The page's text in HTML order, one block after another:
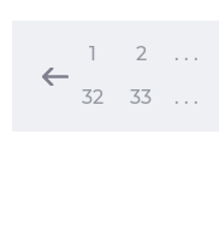
1 2 . . .
32
33 . . .